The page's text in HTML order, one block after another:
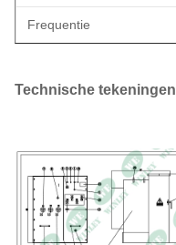
Frequentie
Koelklasse
Efficiëntiestandaard (s)
Technische tekeningen